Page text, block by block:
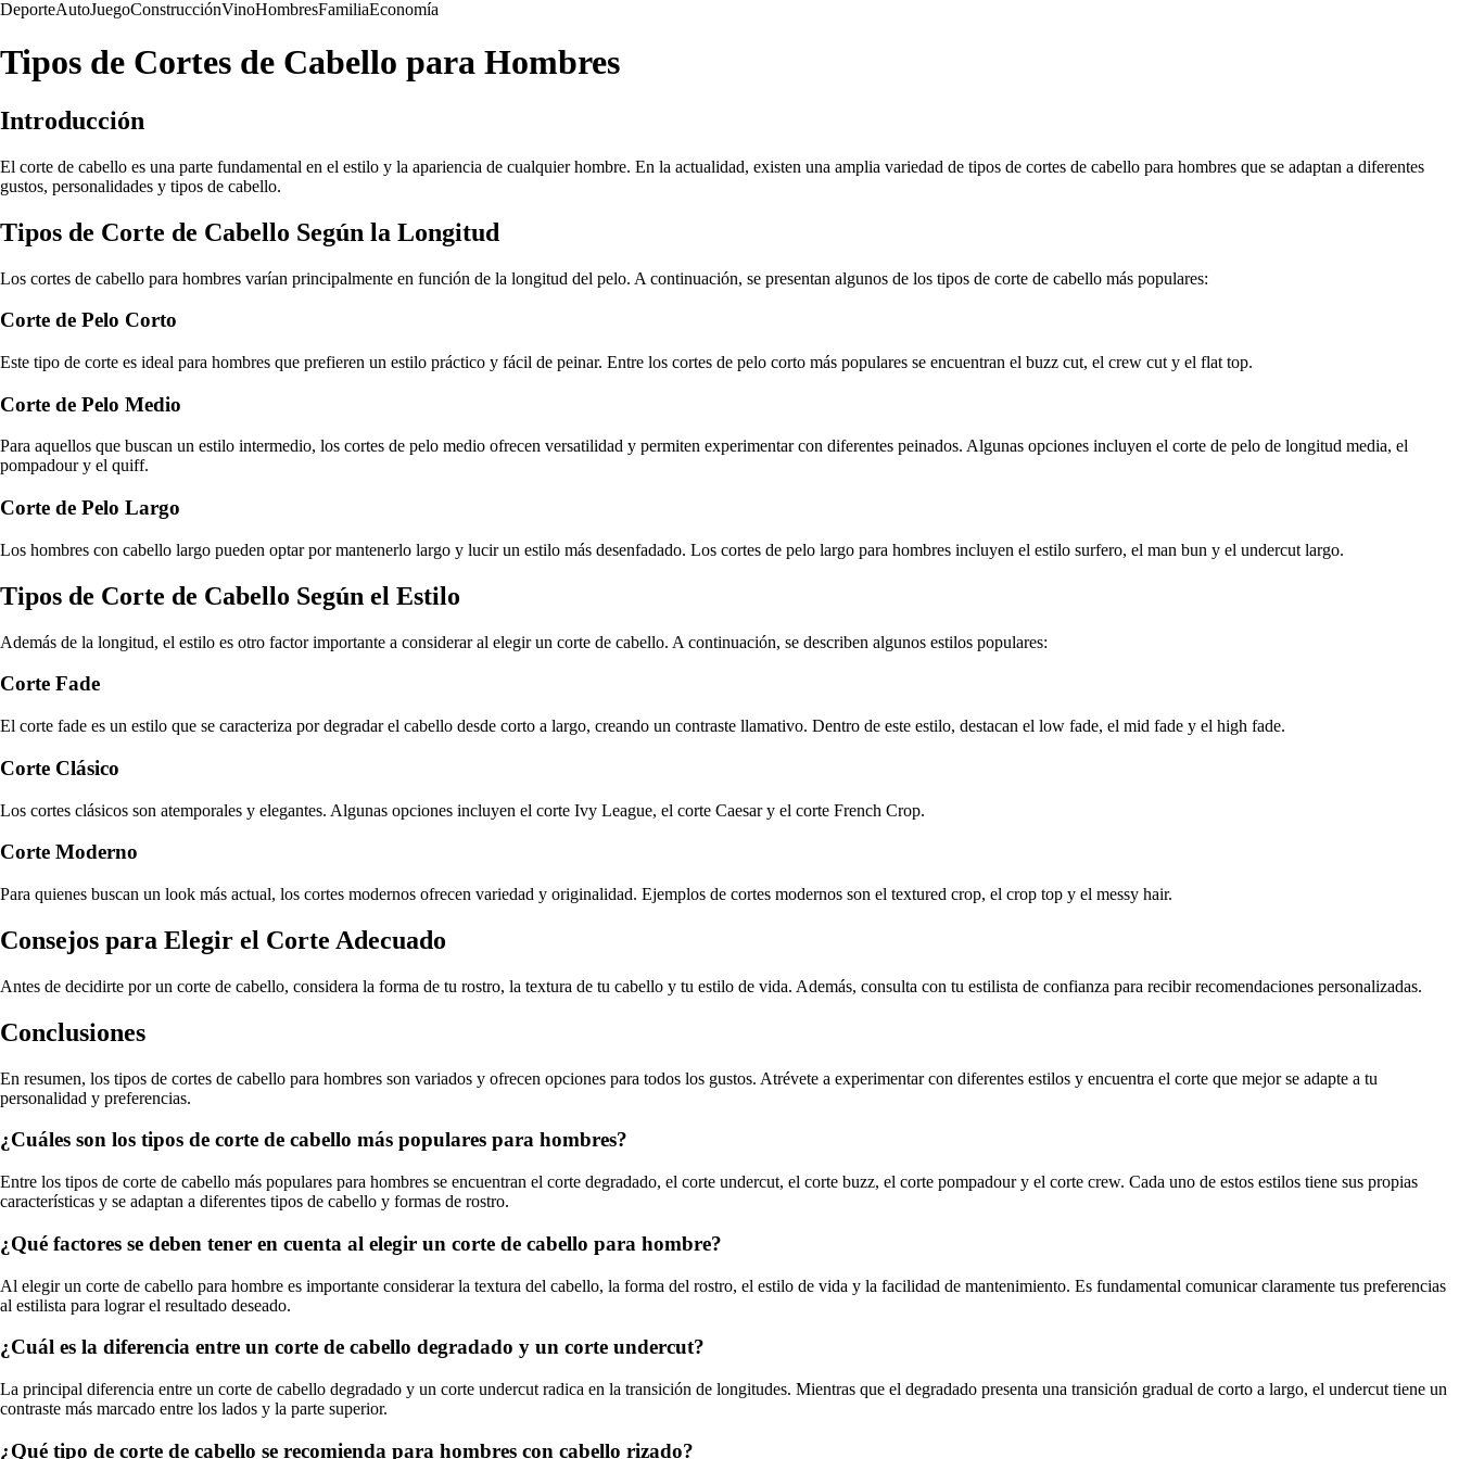
DeporteAutoJuegoConstrucciónVinoHombresFamiliaEconomía
Tipos de Cortes de Cabello para Hombres
Introducción
El corte de cabello es una parte fundamental en el estilo y la apariencia de cualquier hombre. En la actualidad, existen una amplia variedad de tipos de cortes de cabello para hombres que se adaptan a diferentes
gustos, personalidades y tipos de cabello.
Tipos de Corte de Cabello Según la Longitud
Los cortes de cabello para hombres varían principalmente en función de la longitud del pelo. A continuación, se presentan algunos de los tipos de corte de cabello más populares:
Corte de Pelo Corto
Este tipo de corte es ideal para hombres que prefieren un estilo práctico y fácil de peinar. Entre los cortes de pelo corto más populares se encuentran el buzz cut, el crew cut y el flat top.
Corte de Pelo Medio
Para aquellos que buscan un estilo intermedio, los cortes de pelo medio ofrecen versatilidad y permiten experimentar con diferentes peinados. Algunas opciones incluyen el corte de pelo de longitud media, el
pompadour y el quiff.
Corte de Pelo Largo
Los hombres con cabello largo pueden optar por mantenerlo largo y lucir un estilo más desenfadado. Los cortes de pelo largo para hombres incluyen el estilo surfero, el man bun y el undercut largo.
Tipos de Corte de Cabello Según el Estilo
Además de la longitud, el estilo es otro factor importante a considerar al elegir un corte de cabello. A continuación, se describen algunos estilos populares:
Corte Fade
El corte fade es un estilo que se caracteriza por degradar el cabello desde corto a largo, creando un contraste llamativo. Dentro de este estilo, destacan el low fade, el mid fade y el high fade.
Corte Clásico
Los cortes clásicos son atemporales y elegantes. Algunas opciones incluyen el corte Ivy League, el corte Caesar y el corte French Crop.
Corte Moderno
Para quienes buscan un look más actual, los cortes modernos ofrecen variedad y originalidad. Ejemplos de cortes modernos son el textured crop, el crop top y el messy hair.
Consejos para Elegir el Corte Adecuado
Antes de decidirte por un corte de cabello, considera la forma de tu rostro, la textura de tu cabello y tu estilo de vida. Además, consulta con tu estilista de confianza para recibir recomendaciones personalizadas.
Conclusiones
En resumen, los tipos de cortes de cabello para hombres son variados y ofrecen opciones para todos los gustos. Atrévete a experimentar con diferentes estilos y encuentra el corte que mejor se adapte a tu
personalidad y preferencias.
¿Cuáles son los tipos de corte de cabello más populares para hombres?
Entre los tipos de corte de cabello más populares para hombres se encuentran el corte degradado, el corte undercut, el corte buzz, el corte pompadour y el corte crew. Cada uno de estos estilos tiene sus propias
características y se adaptan a diferentes tipos de cabello y formas de rostro.
¿Qué factores se deben tener en cuenta al elegir un corte de cabello para hombre?
Al elegir un corte de cabello para hombre es importante considerar la textura del cabello, la forma del rostro, el estilo de vida y la facilidad de mantenimiento. Es fundamental comunicar claramente tus preferencias
al estilista para lograr el resultado deseado.
¿Cuál es la diferencia entre un corte de cabello degradado y un corte undercut?
La principal diferencia entre un corte de cabello degradado y un corte undercut radica en la transición de longitudes. Mientras que el degradado presenta una transición gradual de corto a largo, el undercut tiene un
contraste más marcado entre los lados y la parte superior.
¿Qué tipo de corte de cabello se recomienda para hombres con cabello rizado?